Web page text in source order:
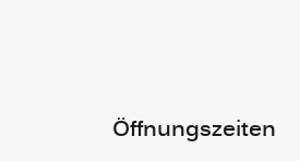
Öffnungszeiten